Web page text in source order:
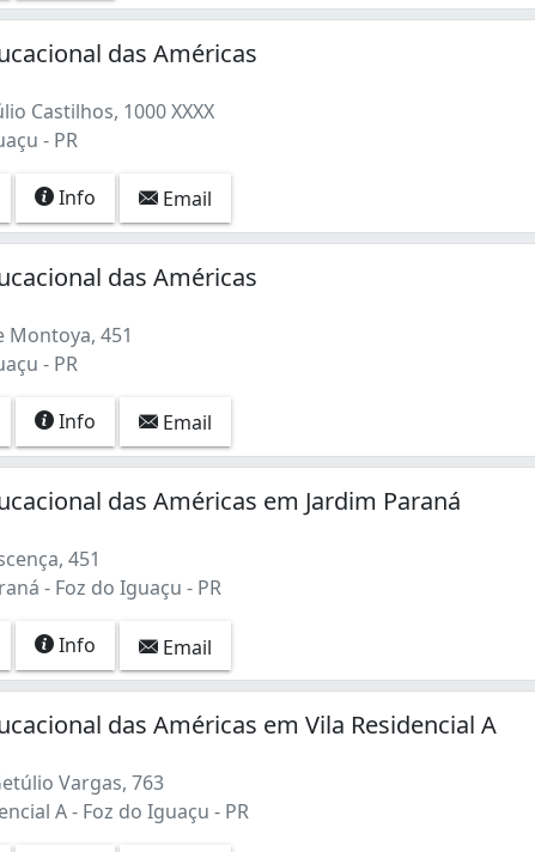
das Américas
Castilhos, 1000 XXXX
- PR
Info Email
das Américas
Montoya, 451
- PR
Info Email
das Américas em Jardim Paraná
451
- Foz do Iguaçu - PR
Info Email
das Américas em Vila Residencial A
Vargas, 763
A - Foz do Iguaçu - PR